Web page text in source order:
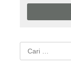
Cari
untuk: